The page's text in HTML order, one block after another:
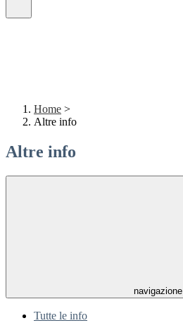
Home >
Altre info
Altre info
navigazione
Tutte le info